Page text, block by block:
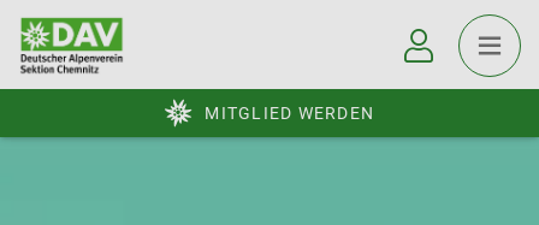
MITGLIED WERDEN